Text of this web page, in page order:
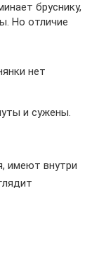
бруснику,
Но отличие
нет
и сужены.
имеют внутри